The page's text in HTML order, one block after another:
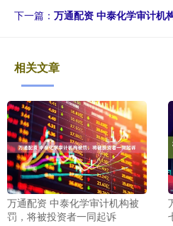
下一篇： 万通配资 中泰化学审计机
相关文章
万通配资 中泰化学审计机构被
罚，将被投资者一同起诉